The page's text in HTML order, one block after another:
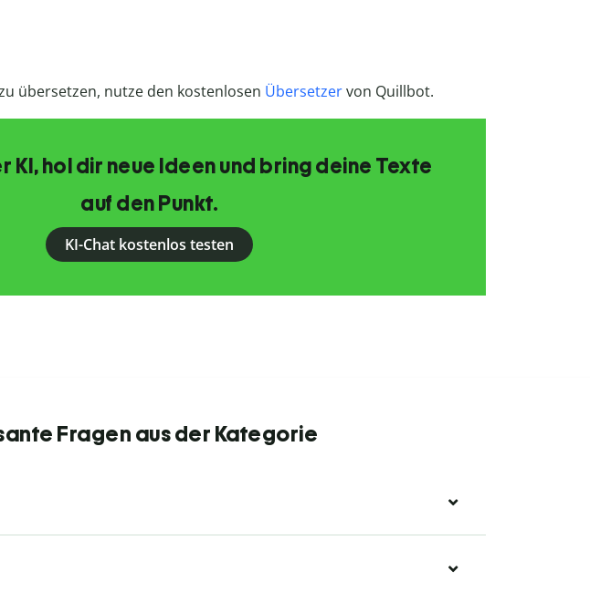
übersetzen, nutze den kostenlosen Übersetzervon Quillbot.
KI, hol dir neue Ideen und bring deine Texte
auf den Punkt.
KI-Chat kostenlos testen
Fragen aus der Kategorie